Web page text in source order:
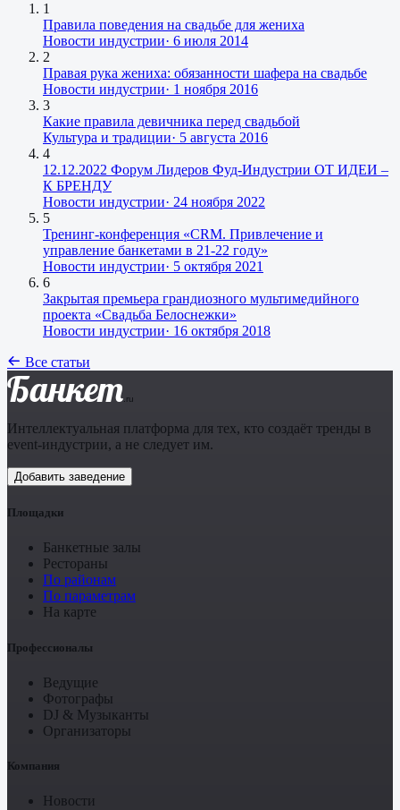
1
Правила поведения на свадьбе для жениха
Новости индустрии· 6 июля 2014
2
Правая рука жениха: обязанности шафера на свадьбе
Новости индустрии· 1 ноября 2016
3
Какие правила девичника перед свадьбой
Культура и традиции· 5 августа 2016
4
12.12.2022 Форум Лидеров Фуд-Индустрии ОТ ИДЕИ –
К БРЕНДУ
Новости индустрии· 24 ноября 2022
5
Тренинг-конференция «CRM. Привлечение и
управление банкетами в 21-22 году»
Новости индустрии· 5 октября 2021
6
Закрытая премьера грандиозного мультимедийного
проекта «Свадьба Белоснежки»
Новости индустрии· 16 октября 2018
Все статьи
Банкет .ru
Интеллектуальная платформа для тех, кто создаёт тренды в
event-индустрии, а не следует им.
Добавить заведение
Площадки
Банкетные залы
Рестораны
По районам
По параметрам
На карте
Профессионалы
Ведущие
Фотографы
DJ & Музыканты
Организаторы
Компания
Новости